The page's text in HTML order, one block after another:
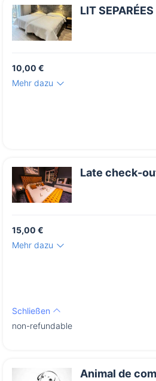
LIT
10,00 €
Mehr dazu
Late check-
15,00 €
Mehr dazu
Schließen
non-refundable
Animal de